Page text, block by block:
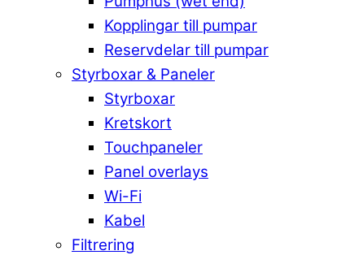
Kopplingar till pumpar
Reservdelar till pumpar
Styrboxar & Paneler
Styrboxar
Kretskort
Touchpaneler
Panel overlays
Wi-Fi
Kabel
Filtrering